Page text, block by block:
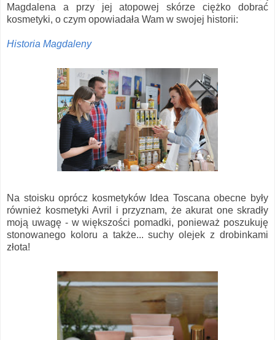
Magdalena a przy jej atopowej skórze ciężko dobrać
kosmetyki, o czym opowiadała Wam w swojej historii:
Historia Magdaleny
Na stoisku oprócz kosmetyków Idea Toscana obecne były
również kosmetyki Avril i przyznam, że akurat one skradły
moją uwagę - w większości pomadki, ponieważ poszukuję
stonowanego koloru a także... suchy olejek z drobinkami
złota!